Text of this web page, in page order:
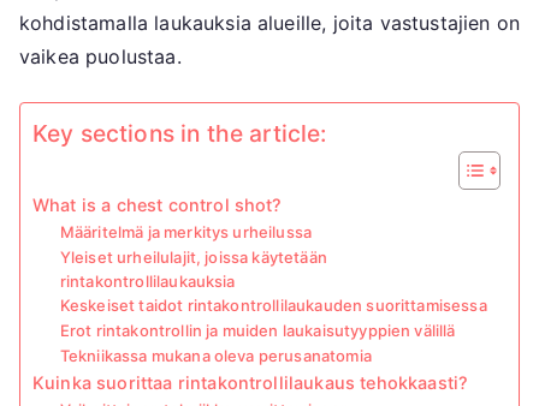
kohdistamalla laukauksia alueille, joita vastustajien on
vaikea puolustaa.
Key sections in the article:
What is a chest control shot?
Määritelmä ja merkitys urheilussa
Yleiset urheilulajit, joissa käytetään
rintakontrollilaukauksia
Keskeiset taidot rintakontrollilaukauden suorittamisessa
Erot rintakontrollin ja muiden laukaisutyyppien välillä
Tekniikassa mukana oleva perusanatomia
Kuinka suorittaa rintakontrollilaukaus tehokkaasti?